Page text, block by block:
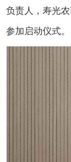
负责人，寿光
参加启动仪式。